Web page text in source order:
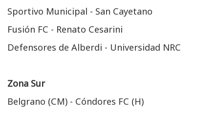
Sportivo Municipal - San Cayetano
Fusión FC - Renato Cesarini
Defensores de Alberdi - Universidad NRC
Zona Sur
Belgrano (CM) - Cóndores FC (H)